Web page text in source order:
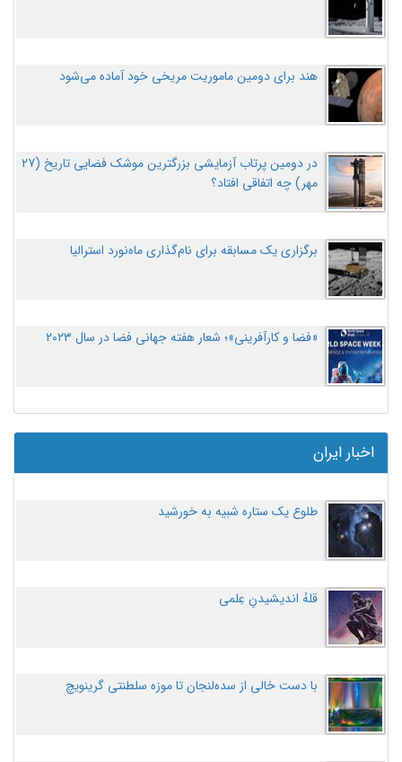
هند برای دومین ماموریت مریخی خود آماده می‌شود
در دومین پرتاب آزمایشی بزرگترین موشک فضایی تاریخ (27
مهر‌) چه اتفاقی افتاد؟
برگزاری یک مسابقه برای نام‌گذاری ماه‌نورد استرالیا
«فضا و کارآفرینی»؛ شعار هفته جهانی فضا در سال ۲۰۲۳
اخبار ایران
طلوع یک ستاره شبیه به خورشید
قلهُ اندیشیدنِ عِلمی
با دست خالی از سده‌لنجان تا موزه سلطنتی گرینویچ